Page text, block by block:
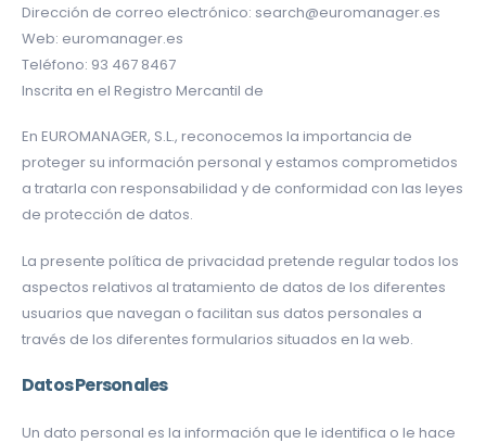
Dirección de correo electrónico: search@euromanager.es
Web: euromanager.es
Teléfono: 93 467 8467
Inscrita en el Registro Mercantil de
En EUROMANAGER, S.L., reconocemos la importancia de
proteger su información personal y estamos comprometidos
a tratarla con responsabilidad y de conformidad con las leyes
de protección de datos.
La presente política de privacidad pretende regular todos los
aspectos relativos al tratamiento de datos de los diferentes
usuarios que navegan o facilitan sus datos personales a
través de los diferentes formularios situados en la web.
Datos Personales
Un dato personal es la información que le identifica o le hace